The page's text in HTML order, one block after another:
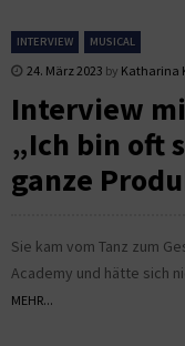
INTERVIEW MUSICAL
24. März 2023 by Katharina
Interview
„Ich bin oft
ganze
Sie kam vom Tanz zum
Academy und hätte sich
MEHR...